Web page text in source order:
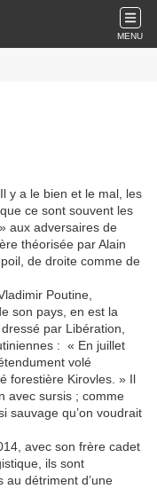
MENU
y a le bien et le mal, les
ce sont souvent les
aux adversaires de
théorisée par Alain
de droite comme de
Poutine,
son pays, en est la
par Libération,
: « En juillet
volé
forestière Kirovles. » Il
avec sursis ; comme
sauvage qu’on voudrait
avec son frère cadet
ils sont
détriment d’une